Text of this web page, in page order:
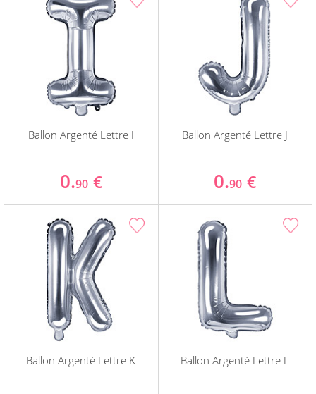
Ballon Argenté Lettre I
0.90 €
Ballon Argenté Lettre J
0.90 €
Ballon Argenté Lettre K Ballon Argenté Lettre L